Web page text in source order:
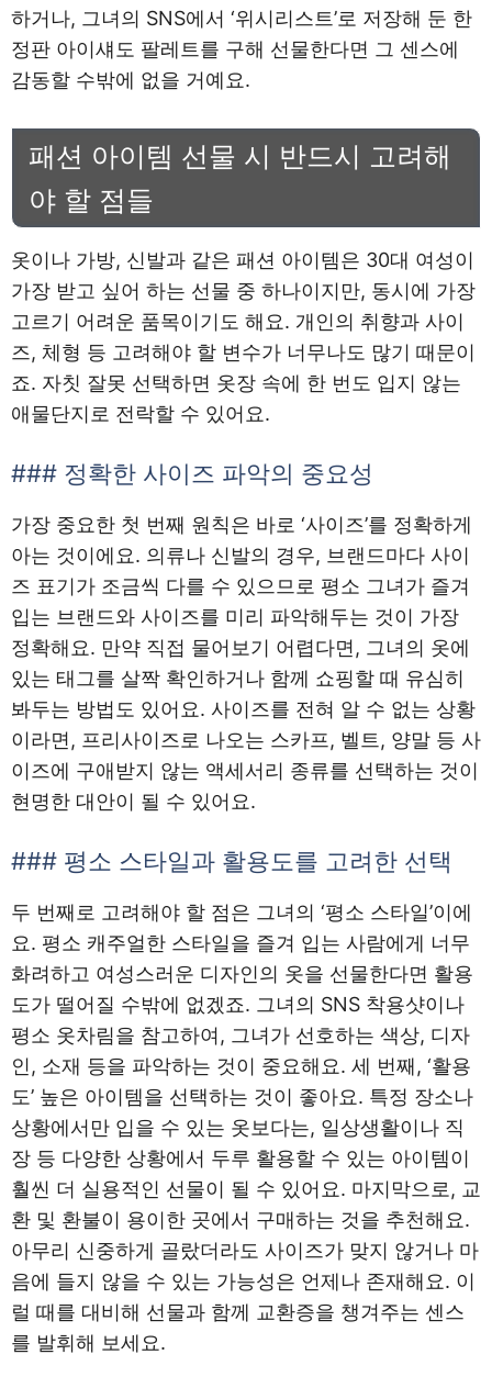
하거나, 그녀의 SNS에서 ‘위시리스트’로 저장해 둔 한
정판 아이섀도 팔레트를 구해 선물한다면 그 센스에
감동할 수밖에 없을 거예요.
패션 아이템 선물 시 반드시 고려해
야 할 점들
옷이나 가방, 신발과 같은 패션 아이템은 30대 여성이
가장 받고 싶어 하는 선물 중 하나이지만, 동시에 가장
고르기 어려운 품목이기도 해요. 개인의 취향과 사이
즈, 체형 등 고려해야 할 변수가 너무나도 많기 때문이
죠. 자칫 잘못 선택하면 옷장 속에 한 번도 입지 않는
애물단지로 전락할 수 있어요.
### 정확한 사이즈 파악의 중요성
가장 중요한 첫 번째 원칙은 바로 ‘사이즈’를 정확하게
아는 것이에요. 의류나 신발의 경우, 브랜드마다 사이
즈 표기가 조금씩 다를 수 있으므로 평소 그녀가 즐겨
입는 브랜드와 사이즈를 미리 파악해두는 것이 가장
정확해요. 만약 직접 물어보기 어렵다면, 그녀의 옷에
있는 태그를 살짝 확인하거나 함께 쇼핑할 때 유심히
봐두는 방법도 있어요. 사이즈를 전혀 알 수 없는 상황
이라면, 프리사이즈로 나오는 스카프, 벨트, 양말 등 사
이즈에 구애받지 않는 액세서리 종류를 선택하는 것이
현명한 대안이 될 수 있어요.
### 평소 스타일과 활용도를 고려한 선택
두 번째로 고려해야 할 점은 그녀의 ‘평소 스타일’이에
요. 평소 캐주얼한 스타일을 즐겨 입는 사람에게 너무
화려하고 여성스러운 디자인의 옷을 선물한다면 활용
도가 떨어질 수밖에 없겠죠. 그녀의 SNS 착용샷이나
평소 옷차림을 참고하여, 그녀가 선호하는 색상, 디자
인, 소재 등을 파악하는 것이 중요해요. 세 번째, ‘활용
도’ 높은 아이템을 선택하는 것이 좋아요. 특정 장소나
상황에서만 입을 수 있는 옷보다는, 일상생활이나 직
장 등 다양한 상황에서 두루 활용할 수 있는 아이템이
훨씬 더 실용적인 선물이 될 수 있어요. 마지막으로, 교
환 및 환불이 용이한 곳에서 구매하는 것을 추천해요.
아무리 신중하게 골랐더라도 사이즈가 맞지 않거나 마
음에 들지 않을 수 있는 가능성은 언제나 존재해요. 이
럴 때를 대비해 선물과 함께 교환증을 챙겨주는 센스
를 발휘해 보세요.